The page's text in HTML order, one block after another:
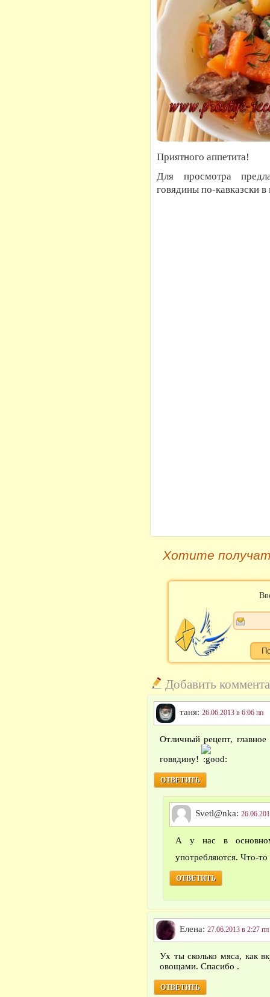
Приятного аппетита!
Для просмотра
говядины по-кавказски
Хотите
Добавить
таня: 26.06.2013 в 6:06 пп
Отличный рецепт,
говядину!
ОТВЕТИТЬ
Svetl@nka:
А у нас в
употребляются. Что-
ОТВЕТИТЬ
Елена: 27.06.2013 в 2:27 пп
Ух ты сколько мяса, как
овощами. Спасибо .
ОТВЕТИТЬ